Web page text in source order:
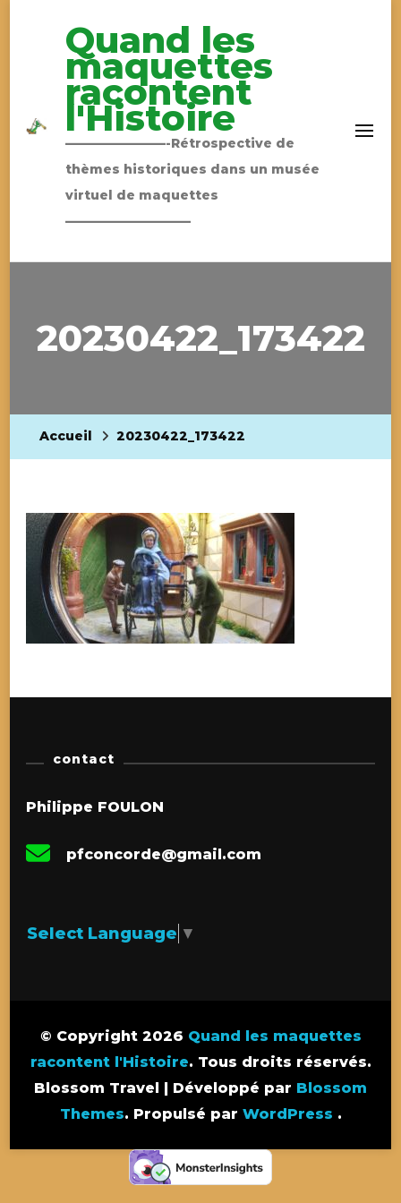
Quand les
maquettes
racontent
l'Histoire
————————-Rétrospective de
thèmes historiques dans un musée
virtuel de maquettes
——————————
20230422_173422
Accueil 20230422_173422
contact
Philippe FOULON
pfconcorde@gmail.com
Select Language ▼
© Copyright 2026 Quand les maquettes
racontent l'Histoire. Tous droits réservés.
Blossom Travel | Développé par Blossom
Themes. Propulsé par WordPress .